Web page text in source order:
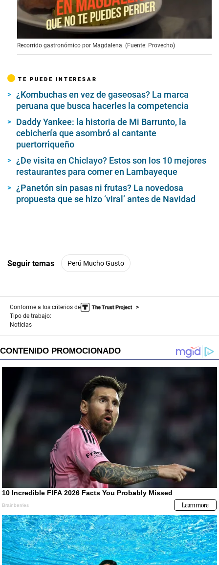
0
o
f
i
u
t
e
s
,
4
2
s
e
c
o
d
s
Recorrido gastronómico por Magdalena. (Fuente: Provecho)
TE PUEDE INTERESAR
¿Kombuchas en vez de gaseosas? La marca
peruana que busca hacerles la competencia
Daddy Yankee: la historia de Mi Barrunto, la
cebichería que asombró al cantante
puertorriqueño
¿De visita en Chiclayo? Estos son los 10 mejores
restaurantes para comer en Lambayeque
¿Panetón sin pasas ni frutas? La novedosa
propuesta que se hizo ‘viral’ antes de Navidad
Seguir temas Perú Mucho Gusto
Conforme a los criterios de
Tipo de trabajo:
Noticias